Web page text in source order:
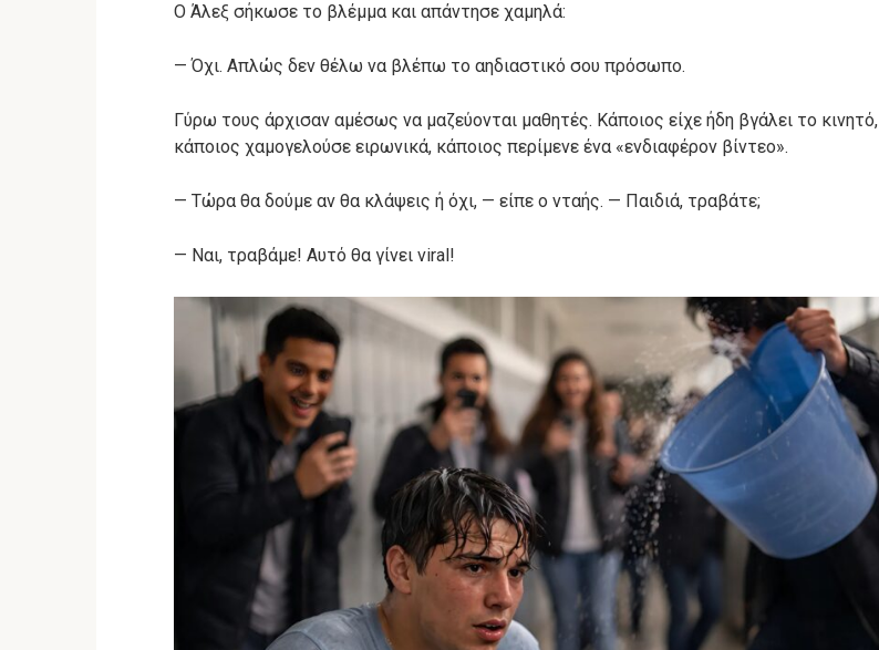
Ο Άλεξ σήκωσε το βλέμμα και απάντησε χαμηλά:
— Όχι. Απλώς δεν θέλω να βλέπω το αηδιαστικό σου πρόσωπο.
Γύρω τους άρχισαν αμέσως να μαζεύονται μαθητές. Κάποιος είχε ήδη βγάλει το κινητό,
κάποιος χαμογελούσε ειρωνικά, κάποιος περίμενε ένα «ενδιαφέρον βίντεο».
— Τώρα θα δούμε αν θα κλάψεις ή όχι, — είπε ο νταής. — Παιδιά, τραβάτε;
— Ναι, τραβάμε! Αυτό θα γίνει viral!